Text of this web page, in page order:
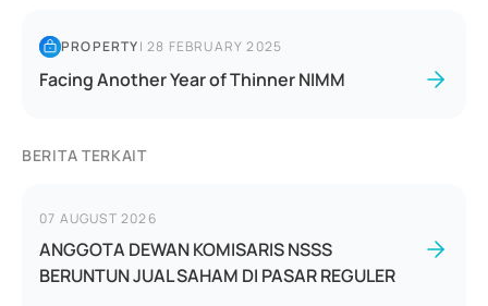
PROPERTY|28 FEBRUARY 2025
Facing Another Year of Thinner NIMM
BERITA TERKAIT
07 AUGUST 2026
ANGGOTA DEWAN KOMISARIS NSSS
BERUNTUN JUAL SAHAM DI PASAR REGULER